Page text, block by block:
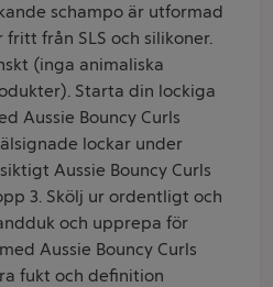
schampo är utformad
fritt från SLS och silikoner.
(inga animaliska
Starta din lockiga
Aussie Bouncy Curls
lockar under
Aussie Bouncy Curls
3. Skölj ur ordentligt och
och upprepa för
Aussie Bouncy Curls
fukt och definition